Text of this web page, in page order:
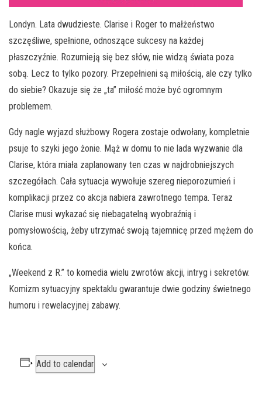
Londyn. Lata dwudzieste. Clarise i Roger to małżeństwo
szczęśliwe, spełnione, odnoszące sukcesy na każdej
płaszczyźnie. Rozumieją się bez słów, nie widzą świata poza
sobą. Lecz to tylko pozory. Przepełnieni są miłością, ale czy tylko
do siebie? Okazuje się że „ta” miłość może być ogromnym
problemem.
Gdy nagle wyjazd służbowy Rogera zostaje odwołany, kompletnie
psuje to szyki jego żonie. Mąż w domu to nie lada wyzwanie dla
Clarise, która miała zaplanowany ten czas w najdrobniejszych
szczegółach. Cała sytuacja wywołuje szereg nieporozumień i
komplikacji przez co akcja nabiera zawrotnego tempa. Teraz
Clarise musi wykazać się niebagatelną wyobraźnią i
pomysłowością, żeby utrzymać swoją tajemnicę przed mężem do
końca.
„Weekend z R.” to komedia wielu zwrotów akcji, intryg i sekretów.
Komizm sytuacyjny spektaklu gwarantuje dwie godziny świetnego
humoru i rewelacyjnej zabawy.
Add to calendar